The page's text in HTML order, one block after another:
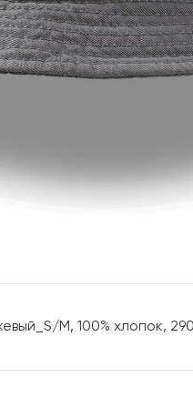
M, 100% хлопок,